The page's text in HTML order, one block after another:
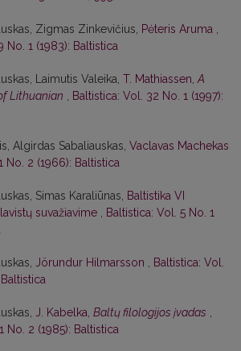
Zigmas Zinkevičius, Pėteris Aruma ,
No. 1 (1983): Baltistica
Laimutis Valeika, T. Mathiassen,A
Lithuanian , Baltistica: Vol. 32 No. 1 (1997):
Algirdas Sabaliauskas, Vaclavas Machekas
No. 2 (1966): Baltistica
Simas Karaliūnas, Baltistika VI
suvažiavime , Baltistica: Vol. 5 No. 1
Jörundur Hilmarsson , Baltistica: Vol.
J. Kabelka, Baltų filologijos įvadas ,
No. 2 (1985): Baltistica